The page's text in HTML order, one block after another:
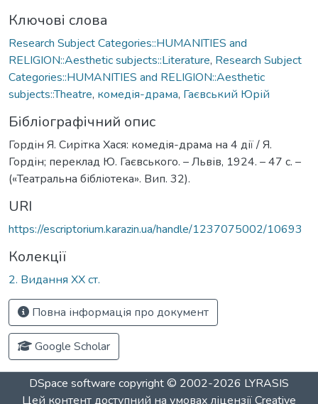
Ключові слова
Research Subject Categories::HUMANITIES and
RELIGION::Aesthetic subjects::Literature, Research Subject
Categories::HUMANITIES and RELIGION::Aesthetic
subjects::Theatre, комедія-драма, Гаєвський Юрій
Бібліографічний опис
Гордін Я. Сирітка Хася: комедія-драма на 4 дії / Я.
Гордін; переклад Ю. Гаєвського. – Львів, 1924. – 47 с. –
(«Театральна бібліотека». Вип. 32).
URI
https://escriptorium.karazin.ua/handle/1237075002/10693
Колекції
2. Видання ХХ ст.
Повна інформація про документ
Google Scholar
DSpace software copyright © 2002-2026 LYRASIS
Цей контент доступний на умовах ліцензіїCreative